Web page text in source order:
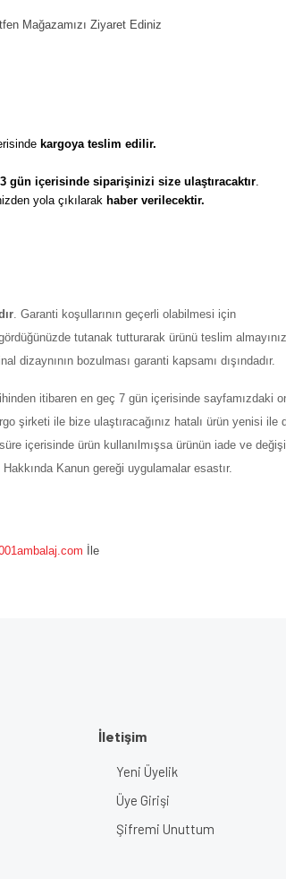
Mağazamızı Ziyaret Ediniz
kargoya teslim edilir.
gün içerisinde siparişinizi size ulaştıracaktır.
yola çıkılarak haber verilecektir.
. Garanti koşullarının geçerli olabilmesi için
tutanak tutturarak ürünü teslim
dizaynının bozulması garanti kapsamı dışındadır.
itibaren en geç 7 gün içerisinde sayfamızdaki
şirketi ile bize ulaştıracağınız hatalı ürün yenisi ile
içerisinde ürün kullanılmışsa ürünün iade ve
Kanun gereği uygulamalar esastır.
İle
İletişim
Yeni Üyelik
Üye Girişi
Şifremi Unuttum